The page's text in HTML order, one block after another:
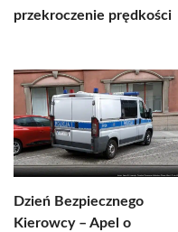
przekroczenie prędkości
Dzień Bezpiecznego
Kierowcy – Apel o